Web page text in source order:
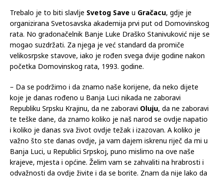
Trebalo je to biti slavlje Svetog Save u Gračacu, gdje je
organizirana Svetosavska akademija prvi put od Domovinskog
rata. No gradonačelnik Banje Luke Draško Stanivuković nije se
mogao suzdržati. Za njega je već standard da promiče
velikosrpske stavove, iako je rođen svega dvije godine nakon
početka Domovinskog rata, 1993. godine.
– Da se podržimo i da znamo naše korijene, da neko dijete
koje je danas rođeno u Banja Luci nikada ne zaboravi
Republiku Srpsku Krajinu, da ne zaboravi Oluju, da ne zaboravi
te teške dane, da znamo koliko je naš narod se ovdje napatio
i koliko je danas sva život ovdje težak i izazovan. A koliko je
važno što ste danas ovdje, ja vam dajem iskrenu riječ da mi u
Banja Luci, u Republici Srpskoj, puno mislimo na ove naše
krajeve, mjesta i općine. Želim vam se zahvaliti na hrabrosti i
odvažnosti da ovdje živite i da se borite. Znam da nije lako da